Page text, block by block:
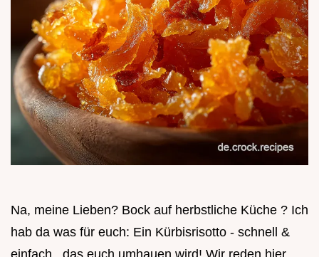
Na, meine Lieben? Bock auf herbstliche Küche ? Ich
hab da was für euch: Ein Kürbisrisotto - schnell &